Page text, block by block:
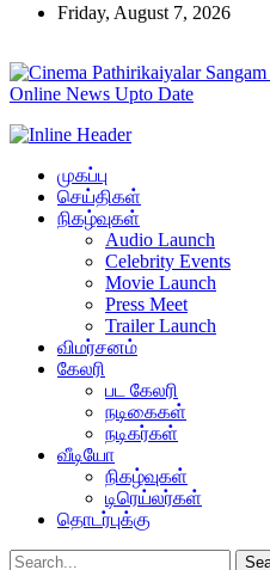
Friday, August 7, 2026
Online News Upto Date
முகப்பு
செய்திகள்
நிகழ்வுகள்
Audio Launch
Celebrity Events
Movie Launch
Press Meet
Trailer Launch
விமர்சனம்
கேலரி
பட கேலரி
நடிகைகள்
நடிகர்கள்
வீடியோ
நிகழ்வுகள்
டிரெய்லர்கள்
தொடர்புக்கு